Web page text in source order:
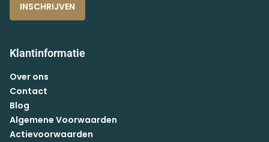
INSCHRIJVEN
Klantinformatie
Over ons
Contact
Blog
Algemene Voorwaarden
Actievoorwaarden